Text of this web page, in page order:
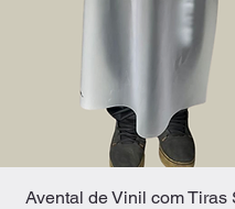
Avental de Vinil com Tiras